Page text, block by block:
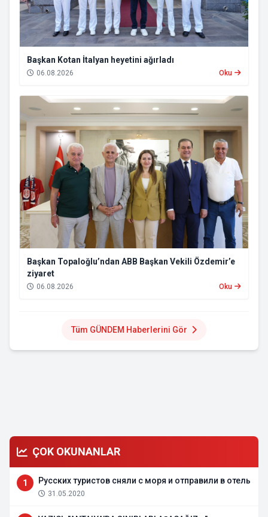
Başkan Kotan İtalyan heyetini ağırladı
06.08.2026 Oku
Başkan Topaloğlu’ndan ABB Başkan Vekili Özdemir’e
ziyaret
06.08.2026 Oku
Tüm GÜNDEM Haberlerini Gör
ÇOK OKUNANLAR
1 Русских туристов сняли с моря и отправили в отель
31.05.2020